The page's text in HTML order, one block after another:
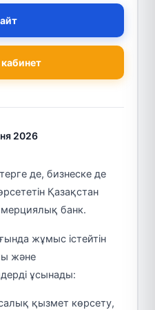
2026
де, бизнеске де
Қазақстан
банк.
жұмыс істейтін
және
ұсынады:
қызмет көрсету,